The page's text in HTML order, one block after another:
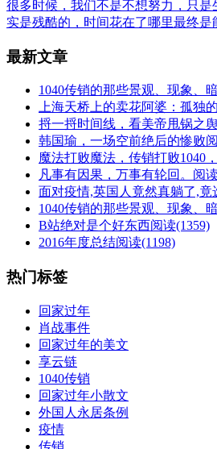
很多时候，我们不是不想努力，只
实是残酷的，时间花在了哪里最终是
最新文章
1040传销的那些景观、现象、
上海天桥上的卖花阿婆：孤独
捋一捋时间线，看美帝甩锅之
韩国瑜，一场空前绝后的惨败
魔法打败魔法，传销打败1040
凡事有因果，万事有轮回。 阅
面对疫情,英国人竟然真躺了,竟
1040传销的那些景观、现象、
B站绝对是个好东西阅读(1359)
2016年度总结阅读(1198)
热门标签
回家过年
肖战事件
回家过年的美文
享云链
1040传销
回家过年小散文
外国人永居条例
疫情
传销